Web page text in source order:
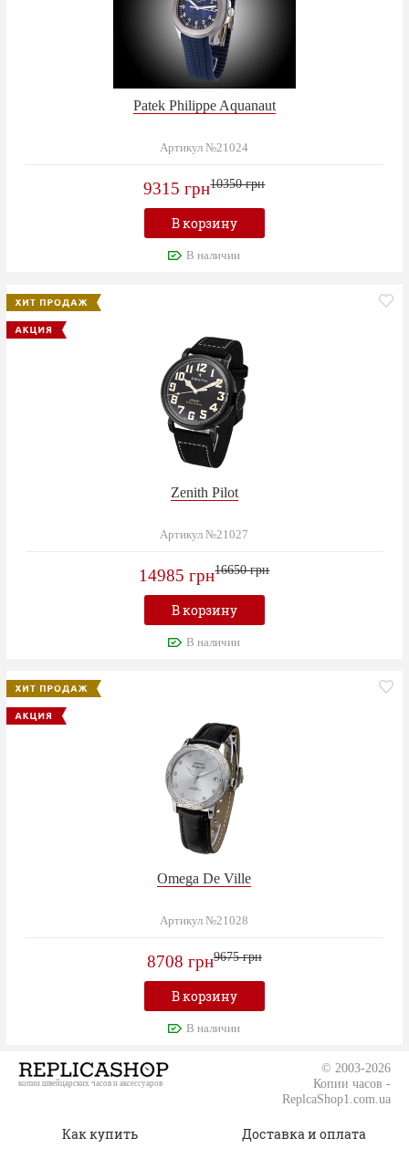
Patek Philippe Aquanaut
Артикул №21024
9315 грн10350 грн
В корзину
В наличии
Zenith Pilot
Артикул №21027
14985 грн16650 грн
В корзину
В наличии
Omega De Ville
Артикул №21028
8708 грн9675 грн
В корзину
В наличии
копии швейцарских часов и аксессуаров
© 2003-2026
Копии часов -
ReplcaShop1.com.ua
Как купить
Доставка и оплата